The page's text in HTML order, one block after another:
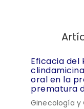
Eficacia del
oral en la
prematura
Ginecología y